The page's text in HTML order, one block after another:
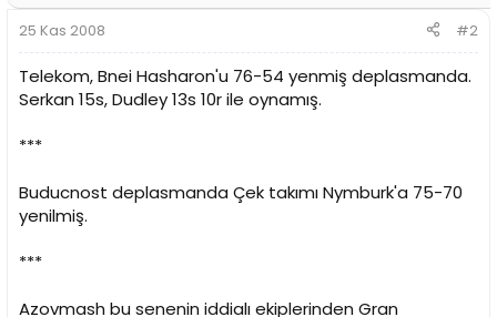
25 Kas 2008 #2
Telekom, Bnei Hasharon'u 76-54 yenmiş deplasmanda.
Serkan 15s, Dudley 13s 10r ile oynamış.
***
Buducnost deplasmanda Çek takımı Nymburk'a 75-70
yenilmiş.
***
Azovmash bu senenin iddialı ekiplerinden Gran